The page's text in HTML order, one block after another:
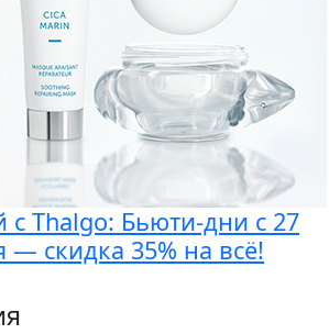
с Thalgo: Бьюти-дни с 27
— скидка 35% на всё!